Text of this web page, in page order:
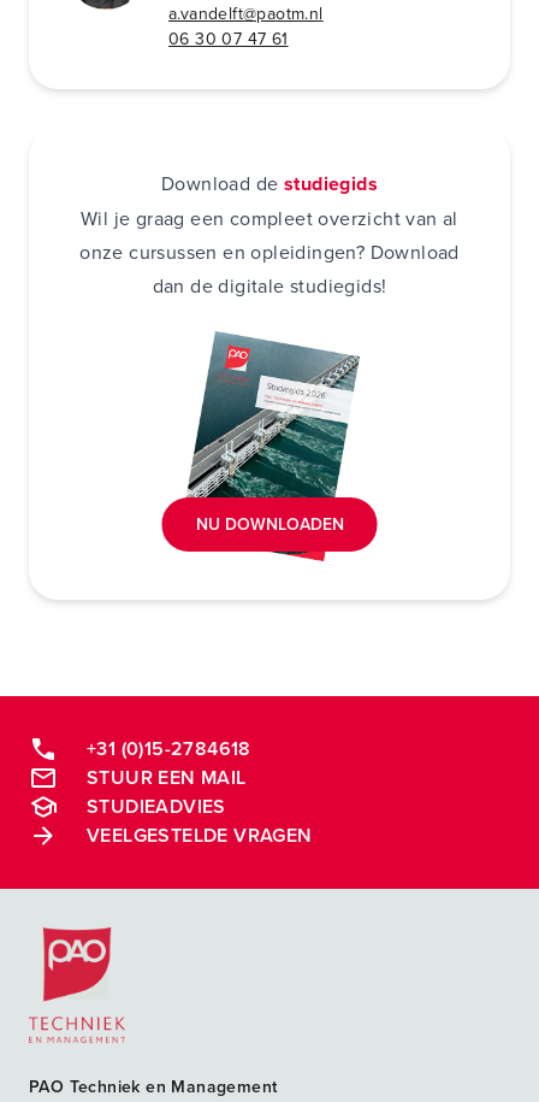
a.vandelft@paotm.nl
06 30 07 47 61
Download de studiegids
Wil je graag een compleet overzicht van al
onze cursussen en opleidingen? Download
dan de digitale studiegids!
NU DOWNLOADEN
+31 (0)15-2784618
STUUR EEN MAIL
STUDIEADVIES
VEELGESTELDE VRAGEN
Postacademische cursussen, leergangen en opleidingen
PAO Techniek en Management